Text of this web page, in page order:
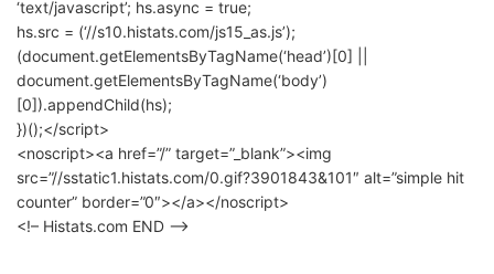
‘text/javascript’; hs.async = true;
hs.src = (‘//s10.histats.com/js15_as.js’);
(document.getElementsByTagName(‘head’)[0] ||
document.getElementsByTagName(‘body’)
[0]).appendChild(hs);
})();</script>
<noscript><a href=”/” target=”_blank”><img
src=”//sstatic1.histats.com/0.gif?3901843&101″ alt=”simple hit
counter” border=”0″></a></noscript>
<!– Histats.com END –>